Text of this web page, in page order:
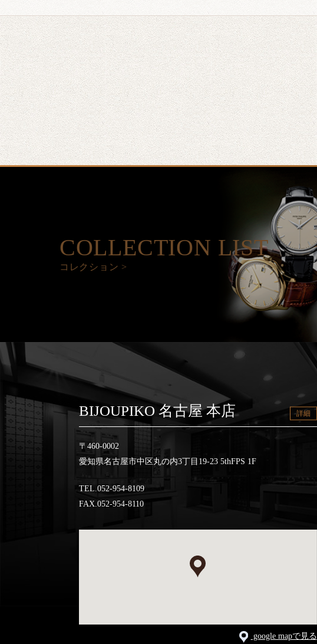
COLLECTION LIST
コレクション >
BIJOUPIKO 名古屋 本店 詳細
〒460-0002
愛知県名古屋市中区丸の内3丁目19-23 5thFPS 1F
TEL.052-954-8109
FAX.052-954-8110
google mapで見る